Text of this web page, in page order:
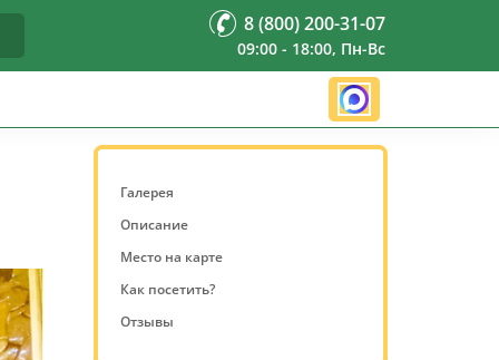
8 (800) 200-31-07
09:00 - 18:00, Пн-Вс
Галерея
Описание
Место на карте
Как посетить?
Отзывы